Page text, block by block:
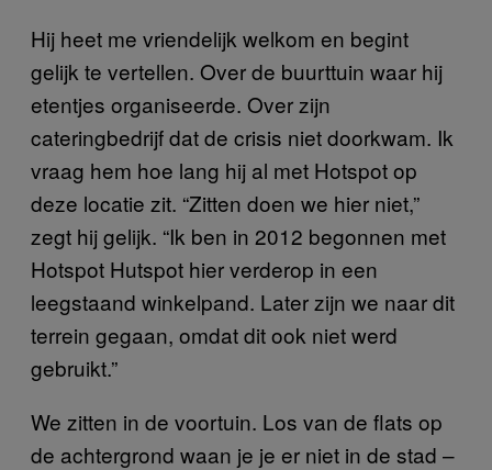
Hij heet me vriendelijk welkom en begint
gelijk te vertellen. Over de buurttuin waar hij
etentjes organiseerde. Over zijn
cateringbedrijf dat de crisis niet doorkwam. Ik
vraag hem hoe lang hij al met Hotspot op
deze locatie zit. “Zitten doen we hier niet,”
zegt hij gelijk. “Ik ben in 2012 begonnen met
Hotspot Hutspot hier verderop in een
leegstaand winkelpand. Later zijn we naar dit
terrein gegaan, omdat dit ook niet werd
gebruikt.”
We zitten in de voortuin. Los van de flats op
de achtergrond waan je je er niet in de stad –